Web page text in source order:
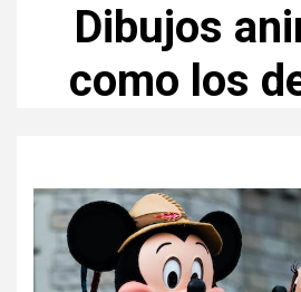
Dibujos
como los